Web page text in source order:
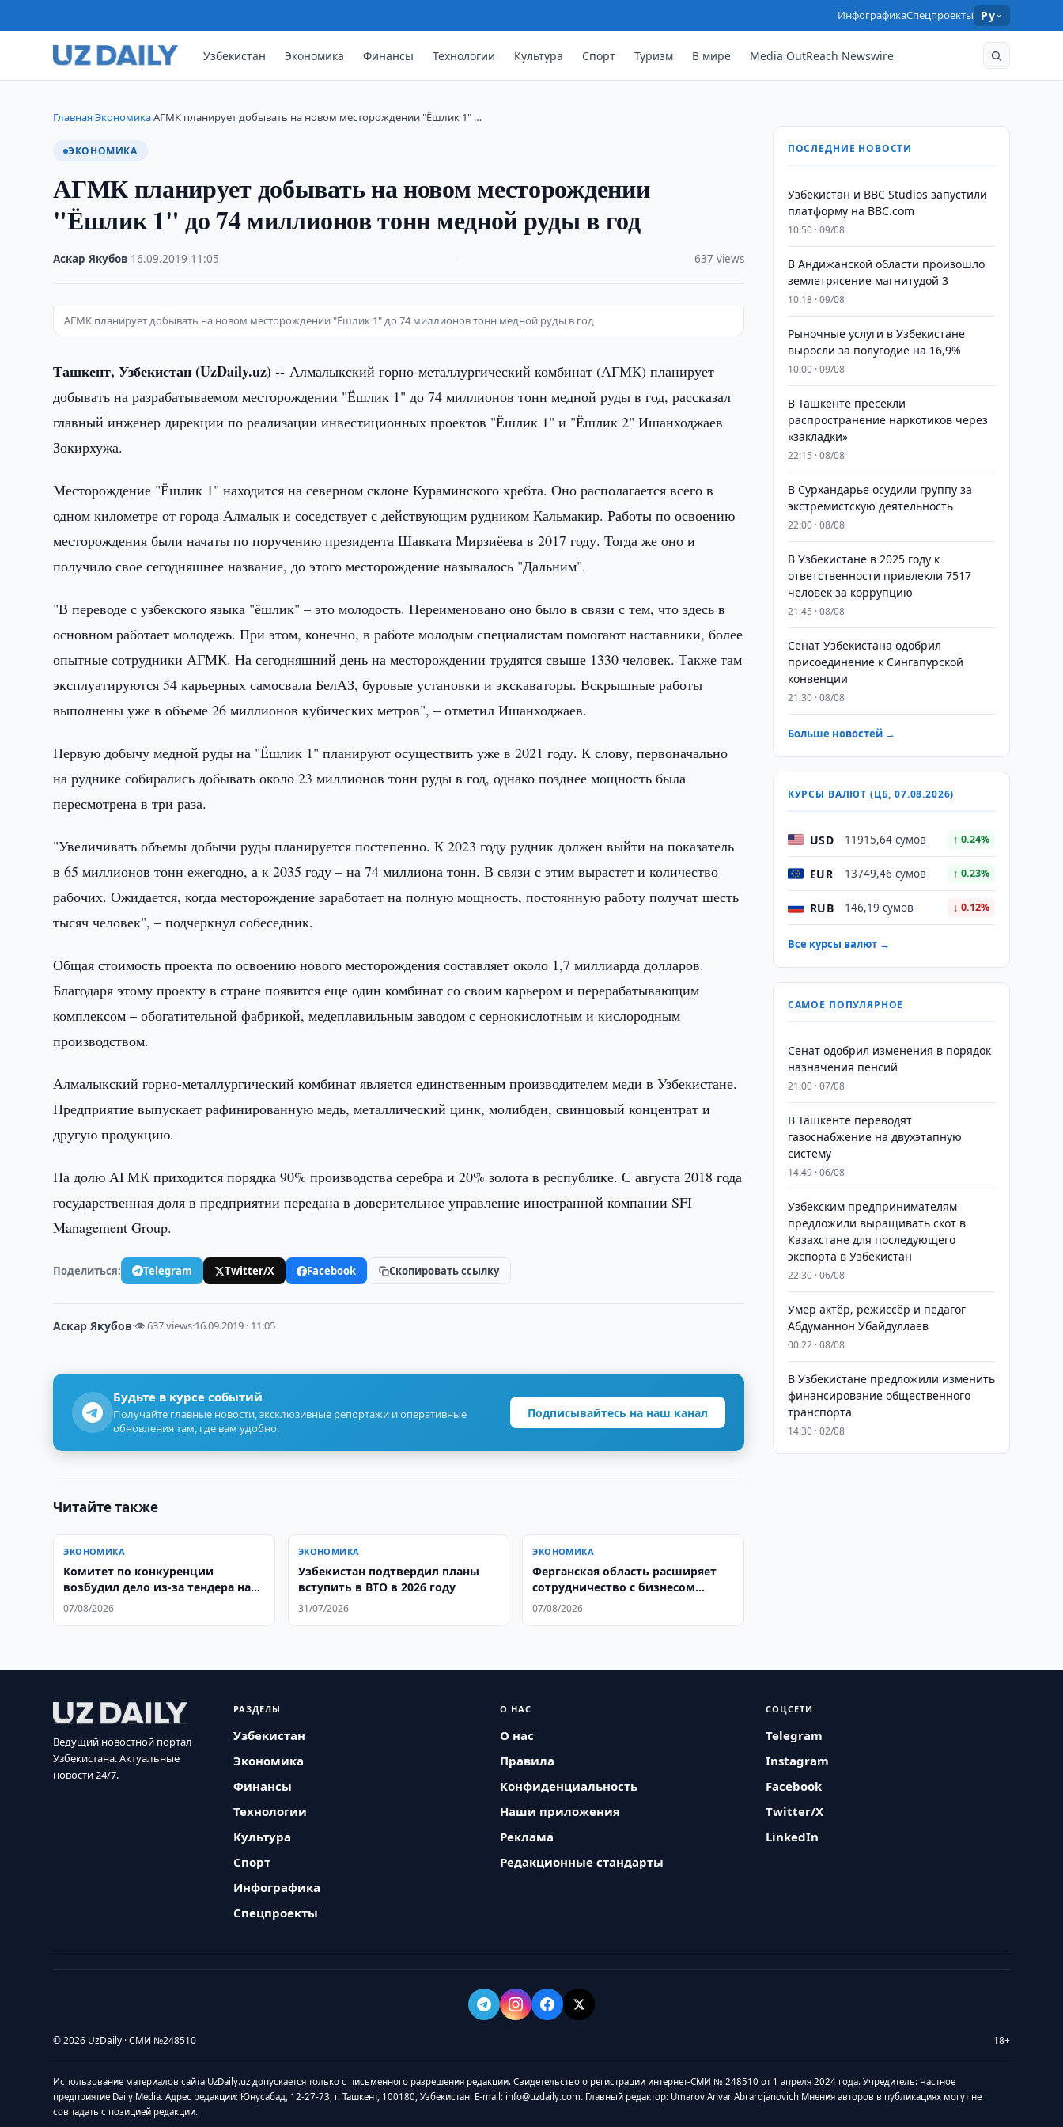
ИнфографикаСпецпроекты Ру
Узбекистан Экономика Финансы Технологии Культура Спорт Туризм В мире Media OutReach Newswire
Главная›Экономика›АГМК планирует добывать на новом месторождении "Ёшлик 1" …
ЭКОНОМИКА
АГМК планирует добывать на новом месторождении
"Ёшлик 1" до 74 миллионов тонн медной руды в год
Аскар Якубов 16.09.2019 11:05 637 views
АГМК планирует добывать на новом месторождении "Ёшлик 1" до 74 миллионов тонн медной руды в год
Ташкент, Узбекистан (UzDaily.uz) --Алмалыкский горно-металлургический комбинат (АГМК) планирует
добывать на разрабатываемом месторождении "Ёшлик 1" до 74 миллионов тонн медной руды в год, рассказал
главный инженер дирекции по реализации инвестиционных проектов "Ёшлик 1" и "Ёшлик 2" Ишанходжаев
Зокирхужа.
Месторождение "Ёшлик 1" находится на северном склоне Кураминского хребта. Оно располагается всего в
одном километре от города Алмалык и соседствует с действующим рудником Кальмакир. Работы по освоению
месторождения были начаты по поручению президента Шавката Мирзиёева в 2017 году. Тогда же оно и
получило свое сегодняшнее название, до этого месторождение называлось "Дальним".
"В переводе с узбекского языка "ёшлик" – это молодость. Переименовано оно было в связи с тем, что здесь в
основном работает молодежь. При этом, конечно, в работе молодым специалистам помогают наставники, более
опытные сотрудники АГМК. На сегодняшний день на месторождении трудятся свыше 1330 человек. Также там
эксплуатируются 54 карьерных самосвала БелАЗ, буровые установки и экскаваторы. Вскрышные работы
выполнены уже в объеме 26 миллионов кубических метров", – отметил Ишанходжаев.
Первую добычу медной руды на "Ёшлик 1" планируют осуществить уже в 2021 году. К слову, первоначально
на руднике собирались добывать около 23 миллионов тонн руды в год, однако позднее мощность была
пересмотрена в три раза.
"Увеличивать объемы добычи руды планируется постепенно. К 2023 году рудник должен выйти на показатель
в 65 миллионов тонн ежегодно, а к 2035 году – на 74 миллиона тонн. В связи с этим вырастет и количество
рабочих. Ожидается, когда месторождение заработает на полную мощность, постоянную работу получат шесть
тысяч человек", – подчеркнул собеседник.
Общая стоимость проекта по освоению нового месторождения составляет около 1,7 миллиарда долларов.
Благодаря этому проекту в стране появится еще один комбинат со своим карьером и перерабатывающим
комплексом – обогатительной фабрикой, медеплавильным заводом с сернокислотным и кислородным
производством.
Алмалыкский горно-металлургический комбинат является единственным производителем меди в Узбекистане.
Предприятие выпускает рафинированную медь, металлический цинк, молибден, свинцовый концентрат и
другую продукцию.
На долю АГМК приходится порядка 90% производства серебра и 20% золота в республике. С августа 2018 года
государственная доля в предприятии передана в доверительное управление иностранной компании SFI
Management Group.
Поделиться: Telegram Twitter/X Facebook Скопировать ссылку
Аскар Якубов·👁 637 views·16.09.2019 · 11:05
Будьте в курсе событий
Получайте главные новости, эксклюзивные репортажи и оперативные
обновления там, где вам удобно.
Подписывайтесь на наш канал
Читайте также
ЭКОНОМИКА
Комитет по конкуренции
возбудил дело из-за тендера на
5,7 млрд. сумов
07/08/2026
ЭКОНОМИКА
Узбекистан подтвердил планы
вступить в ВТО в 2026 году
31/07/2026
ЭКОНОМИКА
Ферганская область расширяет
сотрудничество с бизнесом
Афганистана
07/08/2026
ПОСЛЕДНИЕ НОВОСТИ
Узбекистан и BBC Studios запустили
платформу на BBC.com
10:50 · 09/08
В Андижанской области произошло
землетрясение магнитудой 3
10:18 · 09/08
Рыночные услуги в Узбекистане
выросли за полугодие на 16,9%
10:00 · 09/08
В Ташкенте пресекли
распространение наркотиков через
«закладки»
22:15 · 08/08
В Сурхандарье осудили группу за
экстремистскую деятельность
22:00 · 08/08
В Узбекистане в 2025 году к
ответственности привлекли 7517
человек за коррупцию
21:45 · 08/08
Сенат Узбекистана одобрил
присоединение к Сингапурской
конвенции
21:30 · 08/08
Больше новостей →
КУРСЫ ВАЛЮТ (ЦБ, 07.08.2026)
USD 11915,64 сумов ↑ 0.24%
EUR 13749,46 сумов ↑ 0.23%
RUB 146,19 сумов ↓ 0.12%
Все курсы валют →
САМОЕ ПОПУЛЯРНОЕ
Сенат одобрил изменения в порядок
назначения пенсий
21:00 · 07/08
В Ташкенте переводят
газоснабжение на двухэтапную
систему
14:49 · 06/08
Узбекским предпринимателям
предложили выращивать скот в
Казахстане для последующего
экспорта в Узбекистан
22:30 · 06/08
Умер актёр, режиссёр и педагог
Абдуманнон Убайдуллаев
00:22 · 08/08
В Узбекистане предложили изменить
финансирование общественного
транспорта
14:30 · 02/08
Ведущий новостной портал
Узбекистана. Актуальные
новости 24/7.
РАЗДЕЛЫ
Узбекистан
Экономика
Финансы
Технологии
Культура
Спорт
Инфографика
Спецпроекты
О НАС
О нас
Правила
Конфиденциальность
Наши приложения
Реклама
Редакционные стандарты
СОЦСЕТИ
Telegram
Instagram
Facebook
Twitter/X
LinkedIn
© 2026 UzDaily · СМИ №248510 18+
Использование материалов сайта UzDaily.uz допускается только с письменного разрешения редакции. Свидетельство о регистрации интернет-СМИ № 248510 от 1 апреля 2024 года. Учредитель: Частное
предприятие Daily Media. Адрес редакции: Юнусабад, 12-27-73, г. Ташкент, 100180, Узбекистан. E-mail: info@uzdaily.com. Главный редактор: Umarov Anvar Abrardjanovich Мнения авторов в публикациях могут не
совпадать с позицией редакции.